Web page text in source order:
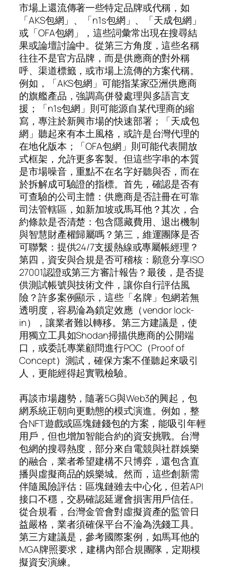
市場上還流傳著一些特定品牌或代稱，如
「AKS包網」、「n1s包網」、「天成包網」
或「OFA包網」，這些詞彙常出現在搜尋結
果或論壇討論中。從第三方角度，這些名稱
往往不是官方品牌，而是供應商的對外稱
呼、渠道標籤，或市場上流傳的方案代稱。
例如，「AKS包網」可能指某家亞洲供應商
的旗艦產品，強調高併發處理與多語言支
援；「n1s包網」則可能源自某代理商的縮
寫，專注於新興市場的快速部署；「天成包
網」聽起來有本土風格，或許是台灣代理的
在地化版本；「OFA包網」則可能代表開放
式框架，允許更多客製。但這些字串的本質
是市場噪音，重點不在名字好聽與否，而在
於拆解成可驗證的指標。首先，確認是否有
可查驗的公司主體：供應商是否註冊在可靠
司法管轄區，如新加坡或馬耳他？其次，合
約條款是否清楚：包含隱藏費用、退出機制
與智慧財產權歸屬嗎？第三，維運團隊是否
可聯繫：提供24/7支援熱線或專屬帳經理？
第四，資安與合規是否可稽核：願意分享ISO
27001認證或第三方審計報告？最後，是否提
供測試帳號與技術文件，讓你自行評估風
險？許多案例顯示，這些「名牌」包網若無
透明度，容易淪為鎖定效應（vendor lock-
in），讓業者難以轉移。第三方建議是，使
用獨立工具如Shodan掃描供應商的公開端
口，或委託專業顧問進行POC（Proof of
Concept）測試，確保方案不僅聽起來吸引
人，更能經得起實戰檢驗。
再談市場趨勢，隨著5G與Web3的興起，包
網系統正朝向更動態的模式演進。例如，整
合NFT遊戲或區塊鏈錢包的方案，能吸引年輕
用戶，但也增加智能合約的資安挑戰。台灣
包網的搜尋熱度，部分來自電競與社群娛樂
的融合，業者希望建構不只博弈，還包含直
播與虛擬商品的娛樂城。然而，這些創新需
伴隨風險評估：區塊鏈雖去中心化，但若API
接口不穩，交易確認延遲會損害用戶信任。
從合規看，台灣金管會對虛擬資產的監管日
益嚴格，業者須確保平台不淪為洗錢工具。
第三方建議是，參考國際案例，如馬耳他的
MGA牌照要求，建構內部合規團隊，定期模
擬資安演練。